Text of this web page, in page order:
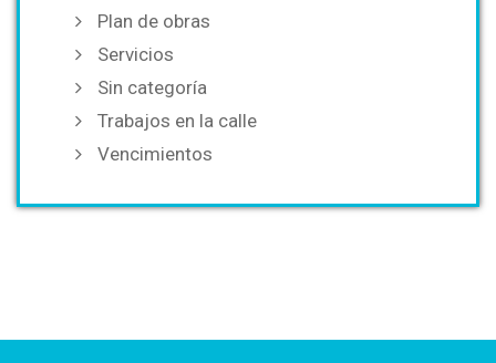
Plan de obras
Servicios
Sin categoría
Trabajos en la calle
Vencimientos